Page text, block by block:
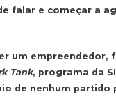
falar e começar a
um empreendedor,
Tank, programa da
de nenhum partido